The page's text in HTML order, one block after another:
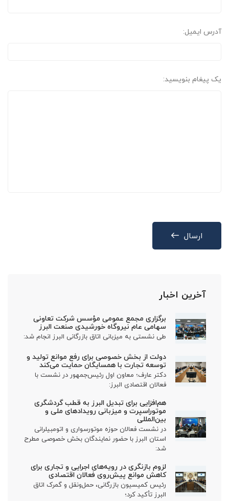
آدرس ایمیل:
یک پیغام بنویسید:
ارسال
آخرین اخبار
برگزاری مجمع عمومی مؤسس شرکت تعاونی
سهامی عام نیروگاه خورشیدی صنعت البرز
طی نشستی به میزبانی اتاق بازرگانی البرز انجام شد:
دولت از بخش خصوصی برای رفع موانع تولید و
توسعه تجارت با همسایگان حمایت می‌کند
دکتر عارف؛ معاون اول رئیس‌جمهور در نشست با
فعالان اقتصادی البرز:
هم‌افزایی برای تبدیل البرز به قطب گردشگری
موتوراسپرت و میزبانی رویدادهای ملی و
بین‌المللی
در نشست فعالان حوزه موتورسواری و اتومبیلرانی
استان البرز با حضور نمایندگان بخش خصوصی مطرح
شد:
لزوم بازنگری در رویه‌های اجرایی و تجاری برای
کاهش موانع پیش‌روی فعالان اقتصادی
رئیس کمیسیون بازرگانی، حمل‌ونقل و گمرک اتاق
البرز تأکید کرد؛